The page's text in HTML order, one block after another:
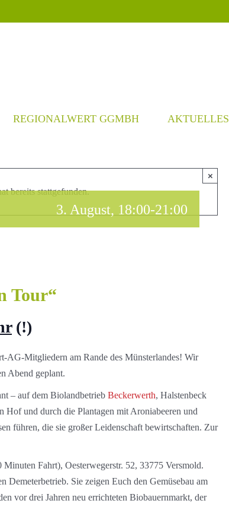
REGIONALWERT GGMBH AKTUELLES
bereits stattgefunden.
×
3. August, 18:00-21:00
Tour“
(!)
AG-Mitgliedern am Rande des Münsterlandes! Wir
Abend geplant.
– auf dem Biolandbetrieb Beckerwerth, Halstenbeck
und durch die Plantagen mit Aroniabeeren und
führen, die sie großer Leidenschaft bewirtschaften. Zur
Minuten Fahrt), Oesterwegerstr. 52, 33775 Versmold.
Sie zeigen Euch den Gemüsebau am
vor drei Jahren neu errichteten Biobauernmarkt, der